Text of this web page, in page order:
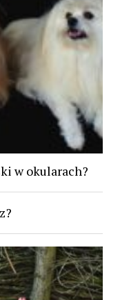
w okularach?